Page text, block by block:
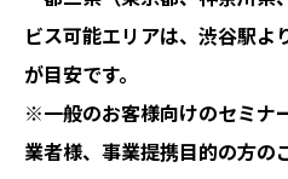
ビス可能エリアは、渋谷駅よ
が目安です。
※一般のお客様向けのセミナ
業者様、事業提携目的の方の